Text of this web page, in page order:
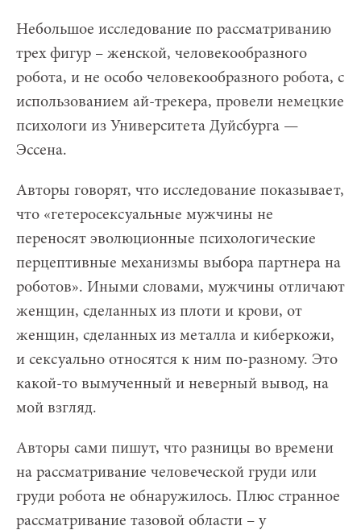
Небольшое исследование по рассматриванию
трех фигур – женской, человекообразного
робота, и не особо человекообразного робота, с
использованием ай-трекера, провели немецкие
психологи из Университета Дуйсбурга —
Эссена.
Авторы говорят, что исследование показывает,
что «гетеросексуальные мужчины не
переносят эволюционные психологические
перцептивные механизмы выбора партнера на
роботов». Иными словами, мужчины отличают
женщин, сделанных из плоти и крови, от
женщин, сделанных из металла и киберкожи,
и сексуально относятся к ним по-разному. Это
какой-то вымученный и неверный вывод, на
мой взгляд.
Авторы сами пишут, что разницы во времени
на рассматривание человеческой груди или
груди робота не обнаружилось. Плюс странное
рассматривание тазовой области – у